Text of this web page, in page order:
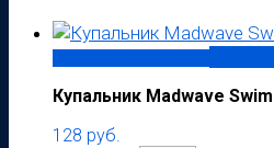
Купальник Madwave
128 руб.